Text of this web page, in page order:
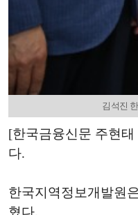
김석진
[한국금융신문 주현
다.
한국지역정보개발원
혔다.